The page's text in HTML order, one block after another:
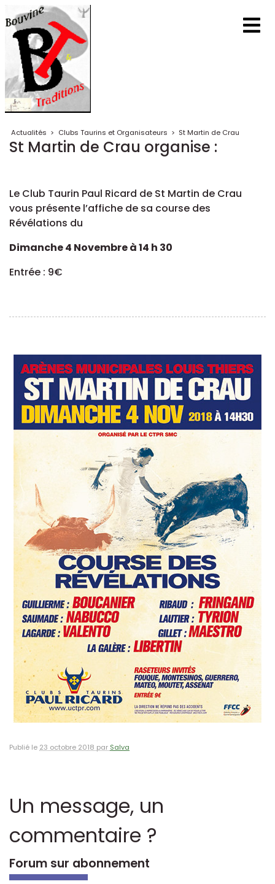
Actualités > Clubs Taurins et Organisateurs > St Martin de Crau
St Martin de Crau organise :
Le Club Taurin Paul Ricard de St Martin de Crau
vous présente l’affiche de sa course des
Révélations du
Dimanche 4 Novembre à 14 h 30
Entrée : 9€
Publié le 23 octobre 2018 par Salva
Un message, un
commentaire ?
Forum sur abonnement